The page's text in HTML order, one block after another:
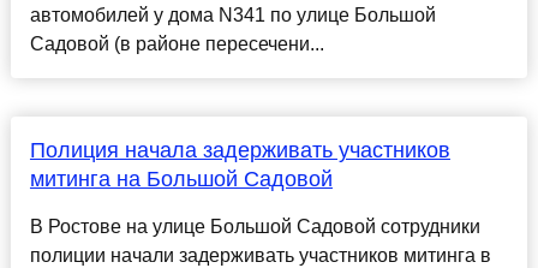
автомобилей у дома N341 по улице Большой
Садовой (в районе пересечени...
Полиция начала задерживать участников
митинга на Большой Садовой
В Ростове на улице Большой Садовой сотрудники
полиции начали задерживать участников митинга в